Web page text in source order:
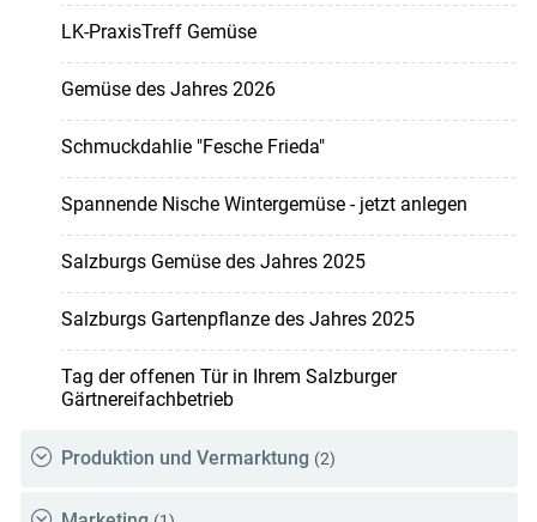
LK-PraxisTreff Gemüse
Gemüse des Jahres 2026
Schmuckdahlie "Fesche Frieda"
Spannende Nische Wintergemüse - jetzt anlegen
Salzburgs Gemüse des Jahres 2025
Salzburgs Gartenpflanze des Jahres 2025
Tag der offenen Tür in Ihrem Salzburger
Gärtnereifachbetrieb
Produktion und Vermarktung (2)